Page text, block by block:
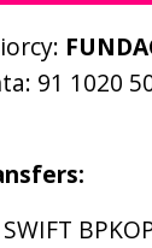
91 1020